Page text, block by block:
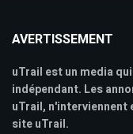
AVERTISSEMENT
uTrail est un media
indépendant. Les
uTrail, n'interviennent
site uTrail.